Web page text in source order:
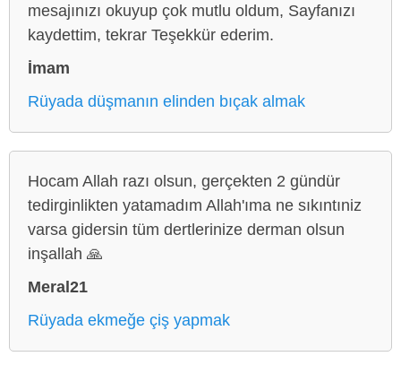
mesajınızı okuyup çok mutlu oldum, Sayfanızı
kaydettim, tekrar Teşekkür ederim.
İmam
Rüyada düşmanın elinden bıçak almak
Hocam Allah razı olsun, gerçekten 2 gündür
tedirginlikten yatamadım Allah'ıma ne sıkıntıniz
varsa gidersin tüm dertlerinize derman olsun
inşallah 🙏
Meral21
Rüyada ekmeğe çiş yapmak